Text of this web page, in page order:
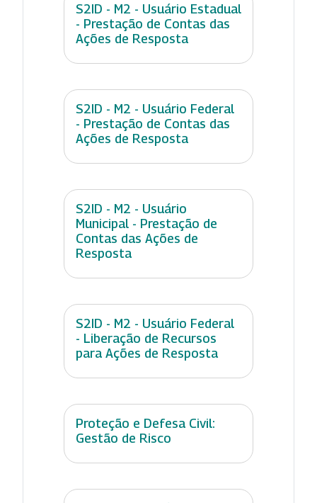
S2ID - M2 - Usuário Estadual
- Prestação de Contas das
Ações de Resposta
S2ID - M2 - Usuário Federal
- Prestação de Contas das
Ações de Resposta
S2ID - M2 - Usuário
Municipal - Prestação de
Contas das Ações de
Resposta
S2ID - M2 - Usuário Federal
- Liberação de Recursos
para Ações de Resposta
Proteção e Defesa Civil:
Gestão de Risco